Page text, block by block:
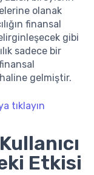
olanak
finansal
gibi
sadece bir
gelmiştir.
tıklayın
Etkisi